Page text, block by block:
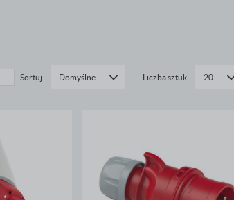
Sortuj Domyślne Liczba sztuk 20